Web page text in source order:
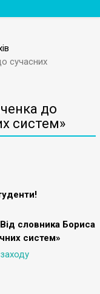
сучасних
до
систем»
словника Бориса
систем»